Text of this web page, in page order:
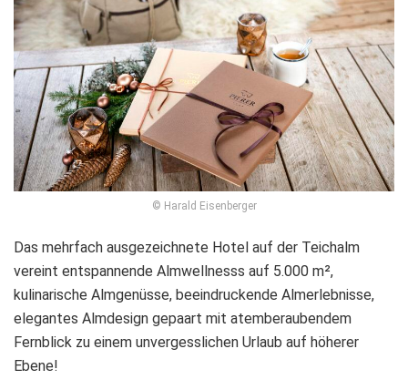
© Harald Eisenberger
Das mehrfach ausgezeichnete Hotel auf der Teichalm
vereint entspannende Almwellnesss auf 5.000 m²,
kulinarische Almgenüsse, beeindruckende Almerlebnisse,
elegantes Almdesign gepaart mit atemberaubendem
Fernblick zu einem unvergesslichen Urlaub auf höherer
Ebene!